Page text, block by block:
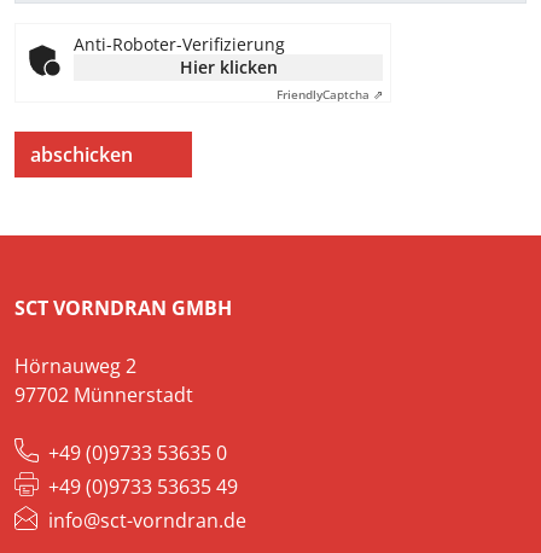
Anti-Roboter-Verifizierung
Hier klicken
FriendlyCaptcha ⇗
abschicken
SCT VORNDRAN GMBH
Hörnauweg 2
97702 Münnerstadt
+49 (0)9733 53635 0
+49 (0)9733 53635 49
info@sct-vorndran.de